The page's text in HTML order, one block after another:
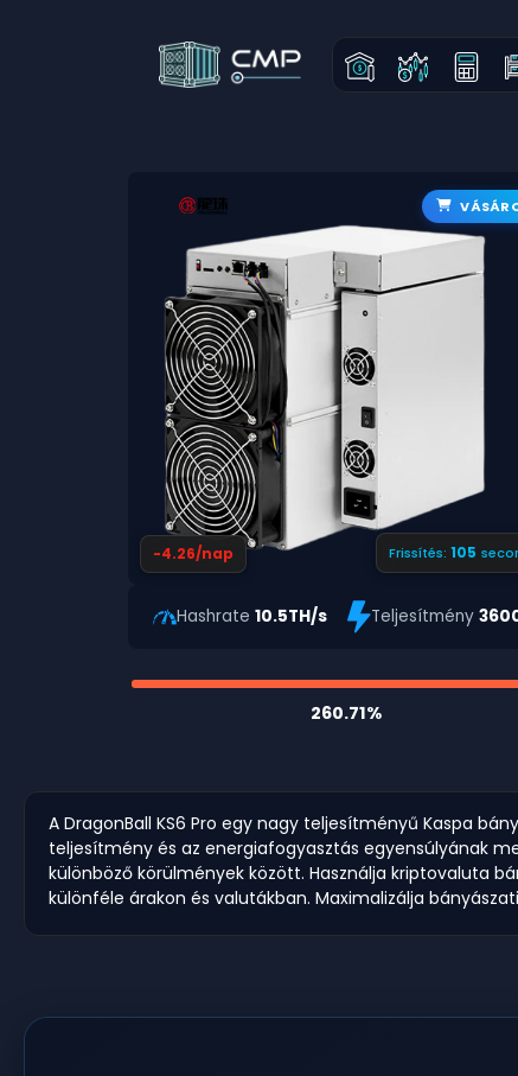
-4.26/nap Frissítés: 104
Hashrate 10.5TH/s Teljesítmény
260.71%
A DragonBall KS6 Pro egy nagy teljesítményű Kaspa
teljesítmény és az energiafogyasztás egyensúlyának
különböző körülmények között. Használja kriptovaluta
különféle árakon és valutákban. Maximalizálja